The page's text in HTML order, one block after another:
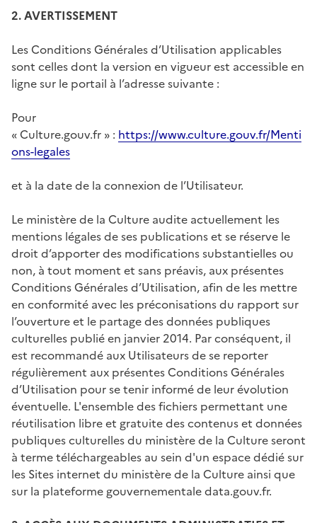
2. AVERTISSEMENT
Les Conditions Générales d’Utilisation applicables
sont celles dont la version en vigueur est accessible en
ligne sur le portail à l’adresse suivante :
Pour
« Culture.gouv.fr » : https://www.culture.gouv.fr/Menti
ons-legales
et à la date de la connexion de l’Utilisateur.
Le ministère de la Culture audite actuellement les
mentions légales de ses publications et se réserve le
droit d’apporter des modifications substantielles ou
non, à tout moment et sans préavis, aux présentes
Conditions Générales d’Utilisation, afin de les mettre
en conformité avec les préconisations du rapport sur
l’ouverture et le partage des données publiques
culturelles publié en janvier 2014. Par conséquent, il
est recommandé aux Utilisateurs de se reporter
régulièrement aux présentes Conditions Générales
d’Utilisation pour se tenir informé de leur évolution
éventuelle. L'ensemble des fichiers permettant une
réutilisation libre et gratuite des contenus et données
publiques culturelles du ministère de la Culture seront
à terme téléchargeables au sein d'un espace dédié sur
les Sites internet du ministère de la Culture ainsi que
sur la plateforme gouvernementale data.gouv.fr.